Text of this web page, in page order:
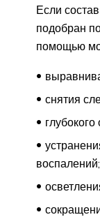
Если
подобран
помощью
снятия
воспалений;